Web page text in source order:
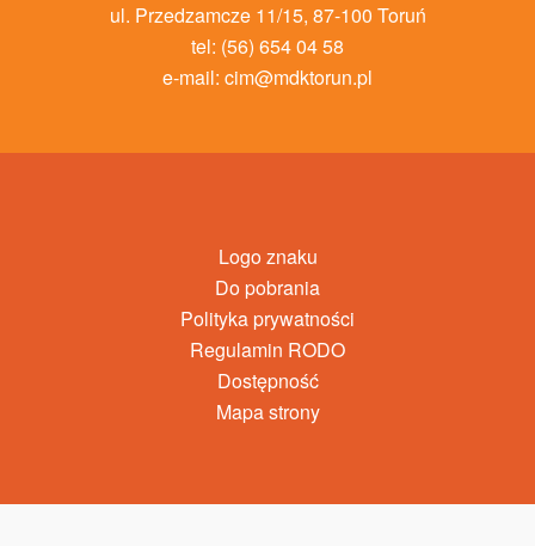
ul. Przedzamcze 11/15, 87-100 Toruń
tel: (56) 654 04 58
e-mail: cim@mdktorun.pl
Logo znaku
Do pobrania
Polityka prywatności
Regulamin RODO
Dostępność
Mapa strony